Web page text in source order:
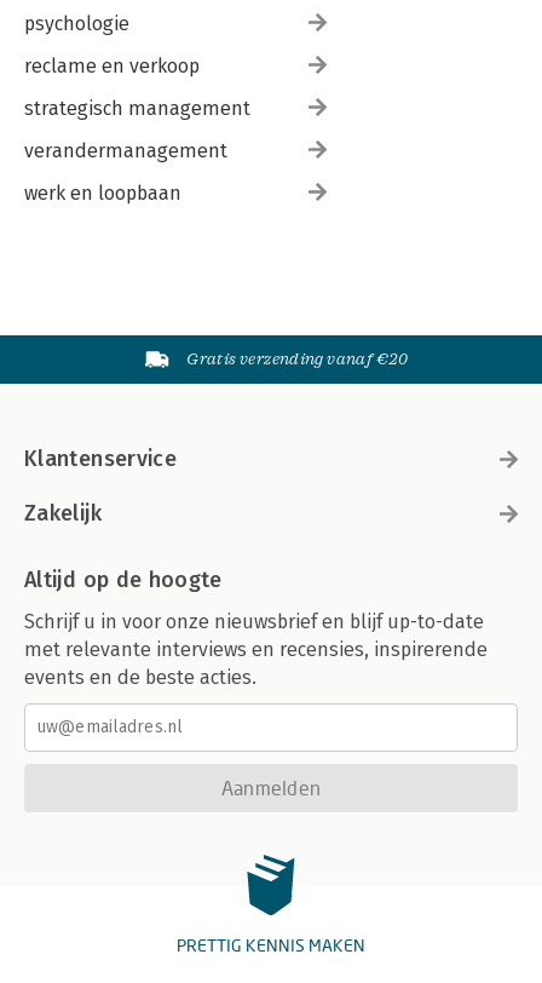
psychologie
reclame en verkoop
strategisch management
verandermanagement
werk en loopbaan
Gratis verzending vanaf €20
Klantenservice
Zakelijk
Altijd op de hoogte
Schrijf u in voor onze nieuwsbrief en blijf up-to-date
met relevante interviews en recensies, inspirerende
events en de beste acties.
Aanmelden
PRETTIG KENNIS MAKEN